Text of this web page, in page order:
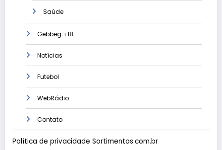
Saúde
Gebbeg +18
Notícias
Futebol
WebRádio
Contato
Política de privacidade Sortimentos.com.br